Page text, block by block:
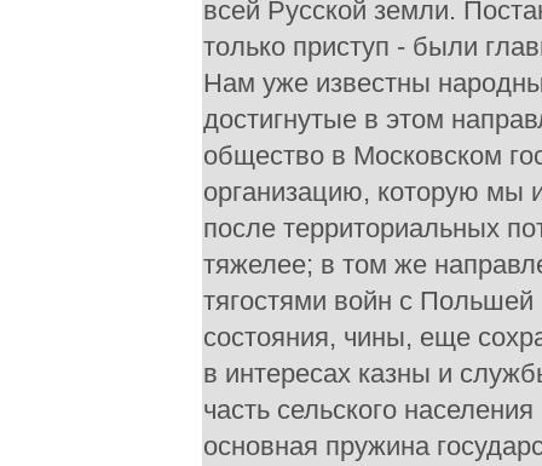
всей Русской земли.
только приступ - были
Нам уже известны
достигнутые в этом
общество в Московском
организацию, которую мы
после территориальных
тяжелее; в том же
тягостями войн с
состояния, чины, еще
в интересах казны и
часть сельского
основная пружина